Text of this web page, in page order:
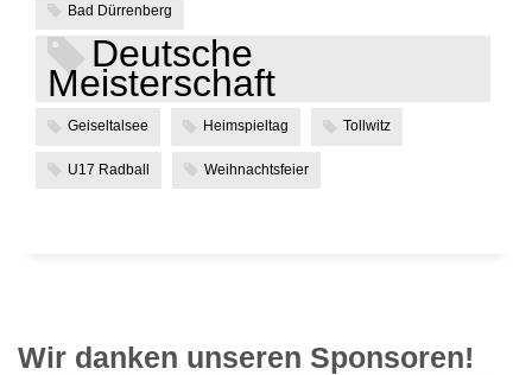
Bad Dürrenberg
Deutsche
Meisterschaft
Geiseltalsee Heimspieltag Tollwitz
U17 Radball Weihnachtsfeier
Wir danken unseren Sponsoren!